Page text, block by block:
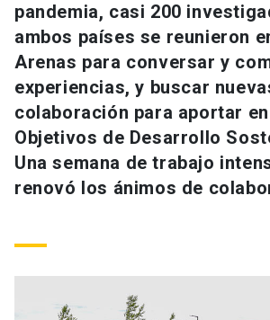
Estudiantes
Académicos
Personal
Alumni launch
Padres y familia
ACCESOS DIRECTOS
Mi Cuenta UC launch
Correo UC launch
pandemia, casi 200
ambos países se reunieron
Arenas para conversar y
experiencias, y buscar
colaboración para aportar
Objetivos de Desarrollo
Una semana de trabajo
renovó los ánimos de